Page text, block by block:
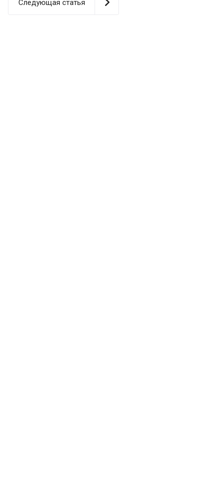
Следующая статья